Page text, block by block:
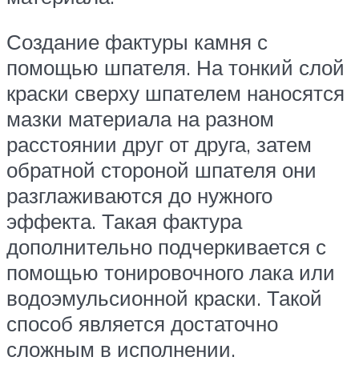
Создание фактуры камня с
помощью шпателя. На тонкий слой
краски сверху шпателем наносятся
мазки материала на разном
расстоянии друг от друга, затем
обратной стороной шпателя они
разглаживаются до нужного
эффекта. Такая фактура
дополнительно подчеркивается с
помощью тонировочного лака или
водоэмульсионной краски. Такой
способ является достаточно
сложным в исполнении.